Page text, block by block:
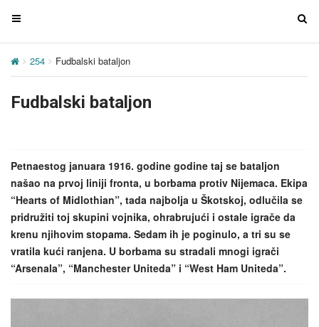
T
g
e
i
g
a
t
i
o
n
T
g
a
254 Fudbalski bataljon
Fudbalski bataljon
Petnaestog januara 1916. godine godine taj se bataljon
našao na prvoj liniji fronta, u borbama protiv Nijemaca. Ekipa
“Hearts of Midlothian”, tada najbolja u Škotskoj, odlučila se
pridružiti toj skupini vojnika, ohrabrujući i ostale igrače da
krenu njihovim stopama. Sedam ih je poginulo, a tri su se
vratila kući ranjena. U borbama su stradali mnogi igrači
“Arsenala”, “Manchester Uniteda” i “West Ham Uniteda”.